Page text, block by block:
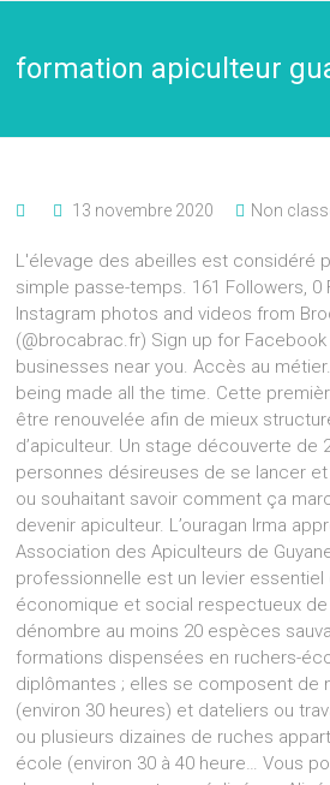
formation apiculteur
13 novembre 2020 Non
L'élevage des abeilles est considéré
simple passe-temps. 161 Followers, 0
Instagram photos and videos from
(@brocabrac.fr) Sign up for
businesses near you. Accès au
being made all the time. Cette
être renouvelée afin de mieux
d’apiculteur. Un stage découverte de
personnes désireuses de se lancer
ou souhaitant savoir comment ça
devenir apiculteur. L’ouragan Irma
Association des Apiculteurs de
professionnelle est un levier
économique et social respectueux de
dénombre au moins 20 espèces
formations dispensées en ruchers-
diplômantes ; elles se composent de
(environ 30 heures) et dateliers ou
ou plusieurs dizaines de ruches
école (environ 30 à 40 heure… Vous